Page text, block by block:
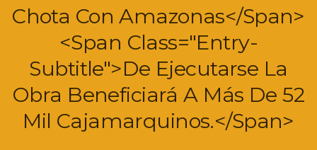
Chota Con Amazonas</span>
<span Class="entry-
Subtitle">De Ejecutarse La
Obra Beneficiará A Más De 52
Mil Cajamarquinos.</span>